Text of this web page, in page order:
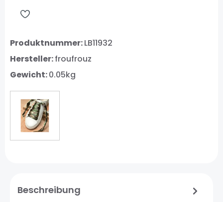
Produktnummer:LB11932
Hersteller:froufrouz
Gewicht:0.05kg
Beschreibung